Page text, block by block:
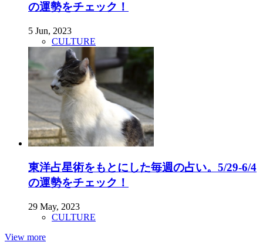
の運勢をチェック！
5 Jun, 2023
CULTURE
東洋占星術をもとにした毎週の占い。5/29-6/4
の運勢をチェック！
29 May, 2023
CULTURE
View more